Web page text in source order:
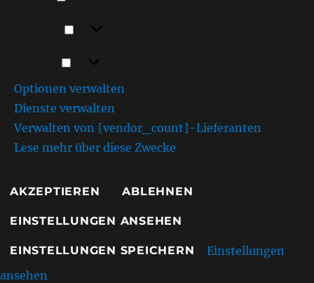
Optionen verwalten
Dienste verwalten
Verwalten von {vendor_count}-Lieferanten
Lese mehr über diese Zwecke
AKZEPTIEREN ABLEHNEN
EINSTELLUNGEN ANSEHEN
EINSTELLUNGEN SPEICHERN
Einstellungen
ansehen